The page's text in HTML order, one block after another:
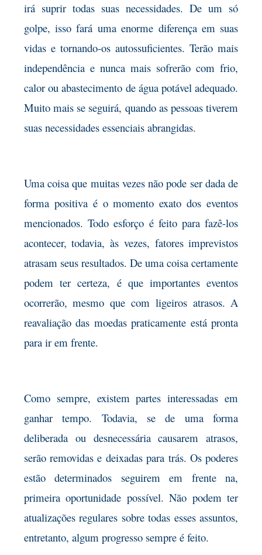
irá suprir todas suas necessidades. De um só
golpe, isso fará uma enorme diferença em suas
vidas e tornando-os autossuficientes. Terão mais
independência e nunca mais sofrerão com frio,
calor ou abastecimento de água potável adequado.
Muito mais se seguirá, quando as pessoas tiverem
suas necessidades essenciais abrangidas.
Uma coisa que muitas vezes não pode ser dada de
forma positiva é o momento exato dos eventos
mencionados. Todo esforço é feito para fazê-los
acontecer, todavia, às vezes, fatores imprevistos
atrasam seus resultados. De uma coisa certamente
podem ter certeza, é que importantes eventos
ocorrerão, mesmo que com ligeiros atrasos. A
reavaliação das moedas praticamente está pronta
para ir em frente.
Como sempre, existem partes interessadas em
ganhar tempo. Todavia, se de uma forma
deliberada ou desnecessária causarem atrasos,
serão removidas e deixadas para trás. Os poderes
estão determinados seguirem em frente na,
primeira oportunidade possível. Não podem ter
atualizações regulares sobre todas esses assuntos,
entretanto, algum progresso sempre é feito.